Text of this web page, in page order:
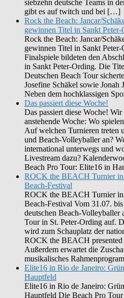
siebzehn deutsche Teams in
gibt es auf twitch und bei […]
Rock the Beach: Jancar/
gewinnen Titel in Sankt
Rock the Beach: Jancar/
gewinnen Titel in Sankt
Finalspiele bildeten den
in Sankt Peter-Ording. Die
Deutschen Beach Tour
Josefine Schäkel sowie Jonah
Neben dem hochklassigen
Das passiert diese Woche!
Das passiert diese Woche!
anstehende Woche: Wo
Auf welchen Turnieren treten
und Beach-Volleyballer an?
international unterwegs und
Livestream dazu?
Beach Pro Tour: Elite16 in
ROCK the BEACH Turnier in
Beach-Festival
ROCK the BEACH Turnier in
Beach-Festival Vom 31.07.
deutschen Beach-Volleyballer
Tour in St. Peter-Ording auf.
wird zum Schauplatz der
ROCK the BEACH presented
Außerdem erwartet die
musikalisches
Elite16 in Rio de Janeiro:
Hauptfeld
Elite16 in Rio de Janeiro:
Hauptfeld Die Beach Pro